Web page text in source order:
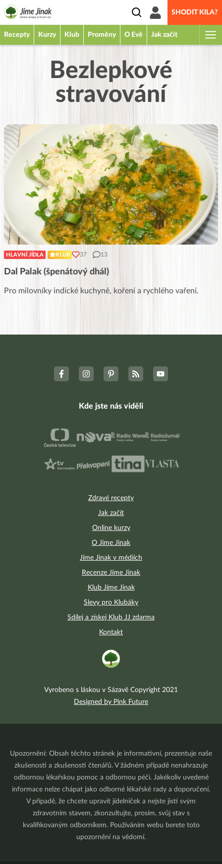
SHODIT KILA?
Recepty Kurzy Klub Proměny O Evě Jak začít
Bezlepkové
stravování
HLAVNÍ JÍDLA KLUB 37 13
Dal Palak (špenátový dhál)
Pro milovníky indické kuchyně, koření a rychlého vaření.
Zdravé recepty
Jak začít
Online kurzy
O Jíme Jinak
Jíme Jinak v médiích
Recenze Jíme Jinak
Klub Jíme Jinak
Slevy pro Klubáky
Sdílej a získej Klub JJ zdarma
Kontakt
Kde jste nás viděli
Vyrobeno s láskou v Sázavě Copyright 2021
Designed by Pink Future
Upozornění: Obsah těchto stránek je informativní, prezentuje naše
zkušenosti a zkušenosti čtenářů. V žádném případě nenahrazuje
odbornou lékařskou pomoc a odbornou péči. Jakékoliv uvedené
informace nelze chápat jako odborné lékařské rady a doporučení.
V případě, že chcete upravit jídelníček a nejste jistí svým
zdravotním stavem, zkonzultujte, prosím, svůj stav s
kvalifikovaným odborníkem. Používáním webu berete toto
upozornění na vědomí.